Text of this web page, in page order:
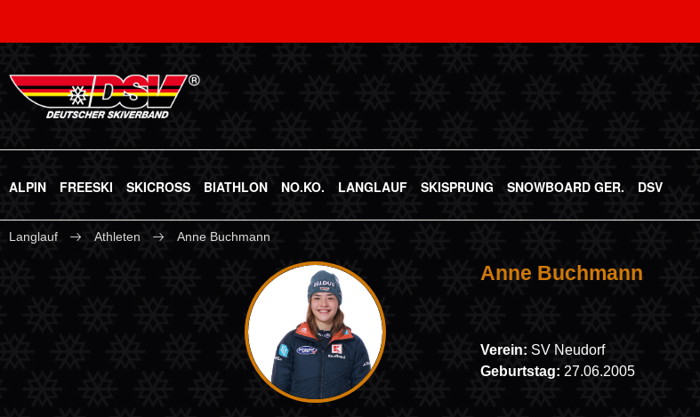
ALPIN FREESKI SKICROSS BIATHLON NO.KO. LANGLAUF SKISPRUNG SNOWBOARD GER. DSV
Langlauf Athleten Anne Buchmann
Anne Buchmann
Verein: SV Neudorf
Geburtstag: 27.06.2005